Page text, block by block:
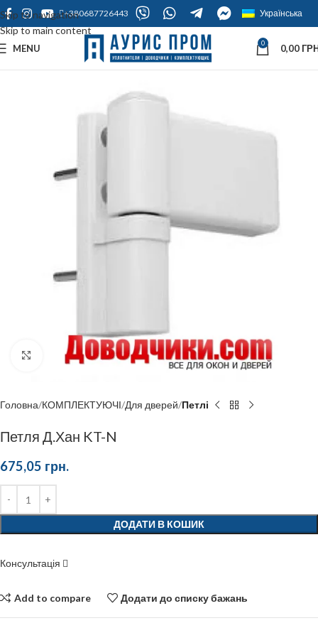
Skip to navigation
Skip to main content
+380687726443 Українська
MENU 0 0,00
Click to enlarge
Головна КОМПЛЕКТУЮЧІ Для дверей Петлі
Петля Д.Хан KT-N
675,05 грн.
ДОДАТИ В КОШИК
Консультація
Add to compare Додати до списку бажань